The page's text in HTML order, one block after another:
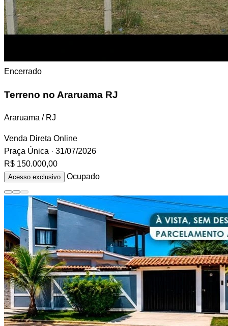
Encerrado
Terreno no Araruama RJ
Araruama / RJ
Venda Direta Online
Praça Única · 31/07/2026
R$ 150.000,00
Acesso exclusivo Ocupado